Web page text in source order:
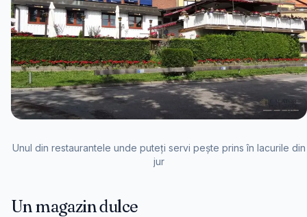
Unul din restaurantele unde puteți servi pește prins în lacurile din
jur
Un magazin dulce